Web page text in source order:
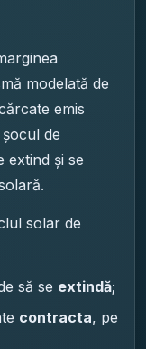
modelată de
emis
de
extind și se
solar de
să se extindă;
contracta, pe